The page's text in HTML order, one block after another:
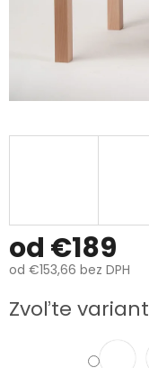
od €189
od €153,66 bez DPH
cena:
Zvoľte variant